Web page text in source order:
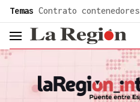
Temas Contrato contenedores
header.menu.open